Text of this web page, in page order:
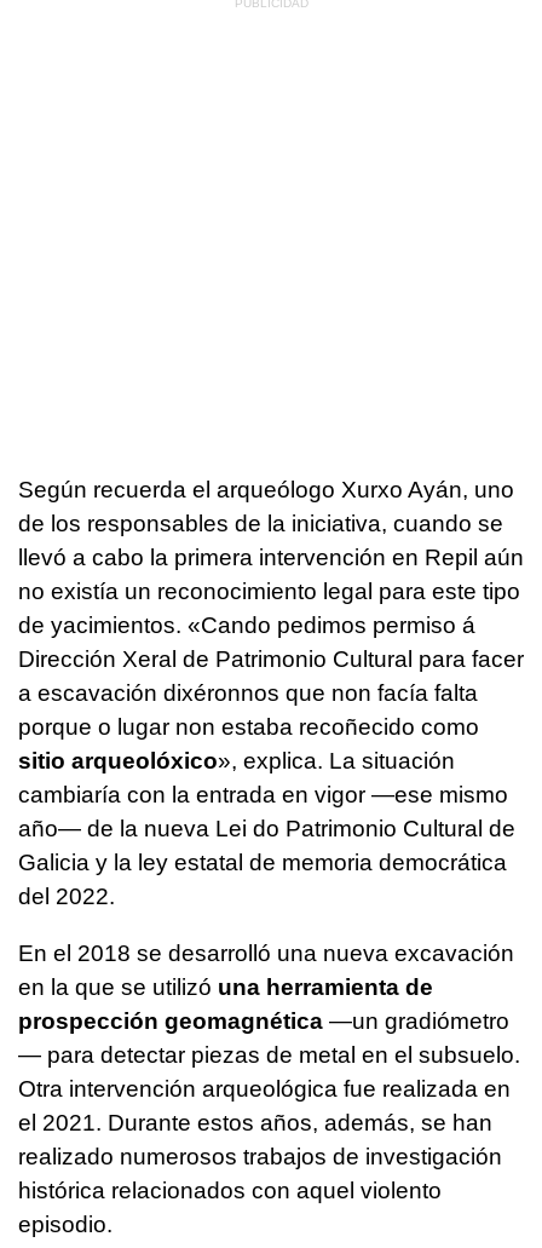
Según recuerda el arqueólogo Xurxo Ayán, uno
de los responsables de la iniciativa, cuando se
llevó a cabo la primera intervención en Repil aún
no existía un reconocimiento legal para este tipo
de yacimientos. «Cando pedimos permiso á
Dirección Xeral de Patrimonio Cultural para facer
a escavación dixéronnos que non facía falta
porque o lugar non estaba recoñecido como
sitio arqueolóxico», explica. La situación
cambiaría con la entrada en vigor —ese mismo
año— de la nueva Lei do Patrimonio Cultural de
Galicia y la ley estatal de memoria democrática
del 2022.
En el 2018 se desarrolló una nueva excavación
en la que se utilizó una herramienta de
prospección geomagnética —un gradiómetro
— para detectar piezas de metal en el subsuelo.
Otra intervención arqueológica fue realizada en
el 2021. Durante estos años, además, se han
realizado numerosos trabajos de investigación
histórica relacionados con aquel violento
episodio.